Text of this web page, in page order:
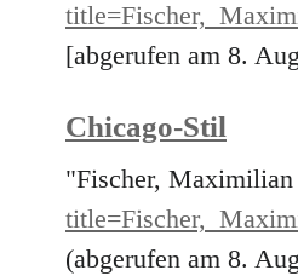
[abgerufen am 8.
Chicago-Stil
"Fischer,
(abgerufen am 8.